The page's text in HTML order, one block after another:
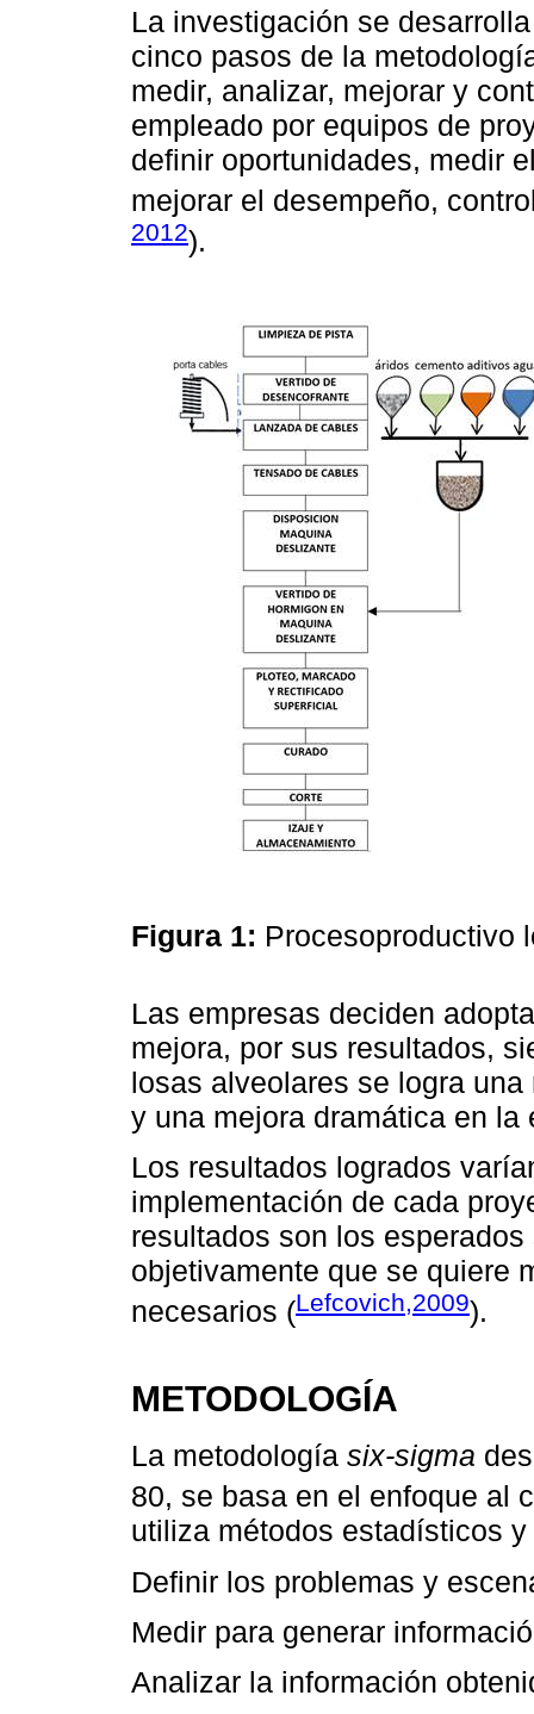
La investigación se
cinco pasos de la
medir, analizar, mejorar y
empleado por equipos de
definir oportunidades, medir
mejorar el desempeño,
2012).
Figura 1: Procesoproductivo
Las empresas deciden
mejora, por sus resultados,
losas alveolares se logra
y una mejora dramática en
Los resultados logrados
implementación de cada
resultados son los
objetivamente que se quiere
necesarios (Lefcovich,2009).
METODOLOGÍA
La metodología six-sigma
80, se basa en el enfoque al
utiliza métodos estadísticos
Definir los problemas y
Medir para generar
Analizar la información